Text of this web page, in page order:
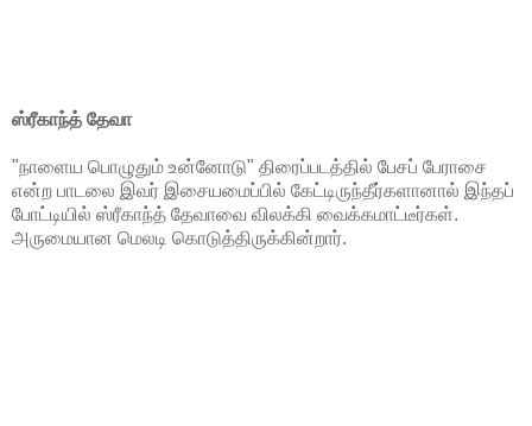
ஸ்ரீகாந்த் தேவா
"நாளைய பொழுதும் உன்னோடு" திரைப்படத்தில் பேசப் பேராசை
என்ற பாடலை இவர் இசையமைப்பில் கேட்டிருந்தீர்களானால் இந்தப்
போட்டியில் ஸ்ரீகாந்த் தேவாவை விலக்கி வைக்கமாட்டீர்கள்.
அருமையான மெலடி கொடுத்திருக்கின்றார்.